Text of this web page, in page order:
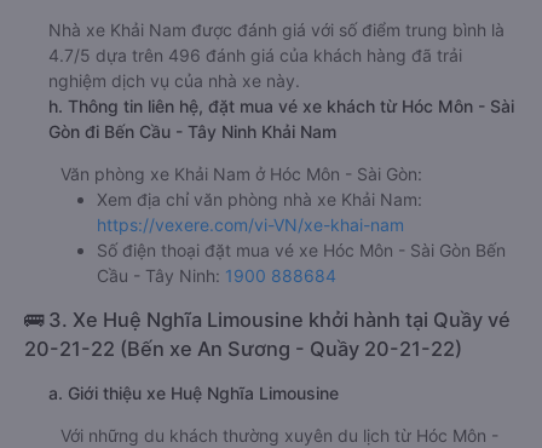
Nhà xe Khải Nam được đánh giá với số điểm trung bình là
4.7/5 dựa trên 496 đánh giá của khách hàng đã trải
nghiệm dịch vụ của nhà xe này.
h. Thông tin liên hệ, đặt mua vé xe khách từ Hóc Môn - Sài
Gòn đi Bến Cầu - Tây Ninh Khải Nam
Văn phòng xe Khải Nam ở Hóc Môn - Sài Gòn:
Xem địa chỉ văn phòng nhà xe Khải Nam:
https://vexere.com/vi-VN/xe-khai-nam
Số điện thoại đặt mua vé xe Hóc Môn - Sài Gòn Bến
Cầu - Tây Ninh: 1900 888684
🚌 3. Xe Huệ Nghĩa Limousine khởi hành tại Quầy vé
20-21-22 (Bến xe An Sương - Quầy 20-21-22)
a. Giới thiệu xe Huệ Nghĩa Limousine
Với những du khách thường xuyên du lịch từ Hóc Môn -